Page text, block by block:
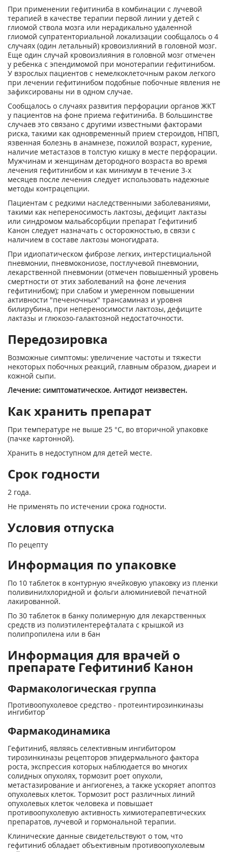
При применении гефитиниба в комбинации с лучевой
терапией в качестве терапии первой линии у детей с
глиомой ствола мозга или нерадикально удаленной
глиомой супратенториальной локализации сообщалось о 4
случаях (один летальный) кровоизлияний в головной мозг.
Еще один случай кровоизлияния в головной мозг отмечен
у ребенка с эпендимомой при монотерапии гефитинибом.
У взрослых пациентов с немелкоклеточным раком легкого
при лечении гефитинибом подобные побочные явления не
зафиксированы ни в одном случае.
Сообщалось о случаях развития перфорации органов ЖКТ
у пациентов на фоне приема гефитиниба. В большинстве
случаев это связано с другими известными факторами
риска, такими как одновременный прием стероидов, НПBП,
язвенная болезнь в анамнезе, пожилой возраст, курение,
наличие метастазов в толстую кишку в месте перфорации.
Мужчинам и женщинам детородного возраста во время
лечения гефитинибом и как минимум в течение 3-х
месяцев после лечения следует использовать надежные
методы контрацепции.
Пациентам с редкими наследственными заболеваниями,
такими как непереносимость лактозы, дефицит лактазы
или синдромом мальабсорбции препарат Гефитиниб
Канон следует назначать с осторожностью, в связи с
наличием в составе лактозы моногидрата.
При идиопатическом фиброзе легких, интерстициальной
пневмонии, пневмокониозе, постлучевой пневмонии,
лекарственной пневмонии (отмечен повышенный уровень
смертности от этих заболеваний на фоне лечения
гефитинибом); при слабом и умеренном повышении
активности "печеночных" трансаминаз и уровня
билирубина, при непереносимости лактозы, дефиците
лактазы и глюкозо-галактозной недостаточности.
Передозировка
Возможные симптомы: увеличение частоты и тяжести
некоторых побочных реакций, главным образом, диареи и
кожной сыпи.
Лечение: симптоматическое. Антидот неизвестен.
Как хранить препарат
При температуре не выше 25 °С, во вторичной упаковке
(пачке картонной).
Хранить в недоступном для детей месте.
Срок годности
2 года.
Не применять по истечении срока годности.
Условия отпуска
По рецепту
Информация по упаковке
По 10 таблеток в контурную ячейковую упаковку из пленки
поливинилхлоридной и фольги алюминиевой печатной
лакированной.
По 30 таблеток в банку полимерную для лекарственных
средств из полиэтилентерефталата с крышкой из
полипропилена или в бан
Информация для врачей о
препарате Гефитиниб Канон
Фармакологическая группа
Противоопухолевое средство - протеинтирозинкиназы
ингибитор
Фармакодинамика
Гефитиниб, являясь селективным ингибитором
тирозинкиназы рецепторов эпидермального фактора
роста, экспрессия которых наблюдается во многих
солидных опухолях, тормозит роет опухоли,
метастазирование и ангиогенез, а также ускоряет апоптоз
опухолевых клеток. Тормозит рост различных линий
опухолевых клеток человека и повышает
противоопухолевую активность химиотерапевтических
препаратов, лучевой и гормональной терапии.
Клинические данные свидетельствуют о том, что
гефитиниб обладает объективным противоопухолевым